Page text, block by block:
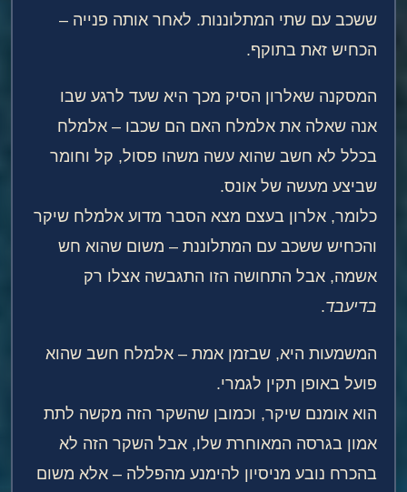
ששכב עם שתי המתלוננות. לאחר אותה פנייה –
הכחיש זאת בתוקף.
המסקנה שאלרון הסיק מכך היא שעד לרגע שבו
אנה שאלה את אלמלח האם הם שכבו – אלמלח
בכלל לא חשב שהוא עשה משהו פסול, קל וחומר
שביצע מעשה של אונס.
כלומר, אלרון בעצם מצא הסבר מדוע אלמלח שיקר
והכחיש ששכב עם המתלוננת – משום שהוא חש
אשמה, אבל התחושה הזו התגבשה אצלו רק
בדיעבד.
המשמעות היא, שבזמן אמת – אלמלח חשב שהוא
פועל באופן תקין לגמרי.
הוא אומנם שיקר, וכמובן שהשקר הזה מקשה לתת
אמון בגרסה המאוחרת שלו, אבל השקר הזה לא
בהכרח נובע מניסיון להימנע מהפללה – אלא משום